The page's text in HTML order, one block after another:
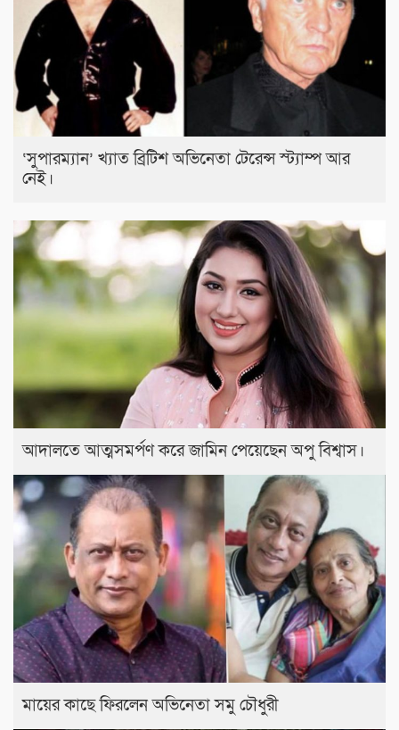
‘সুপারম্যান’ খ্যাত ব্রিটিশ অভিনেতা টেরেন্স স্ট্যাম্প আর
নেই।
আদালতে আত্মসমর্পণ করে জামিন পেয়েছেন অপু বিশ্বাস।
মায়ের কাছে ফিরলেন অভিনেতা সমু চৌধুরী